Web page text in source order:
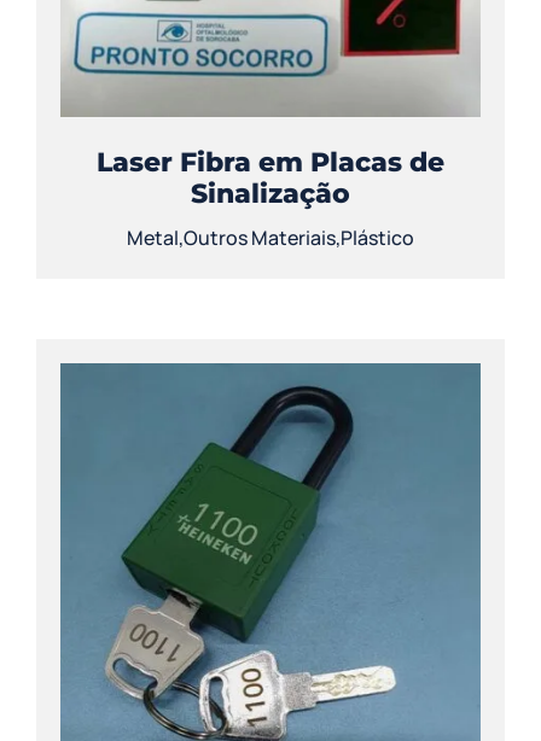
Contato
Laser Fibra em Placas de
Sinalização
Metal,Outros Materiais,Plástico